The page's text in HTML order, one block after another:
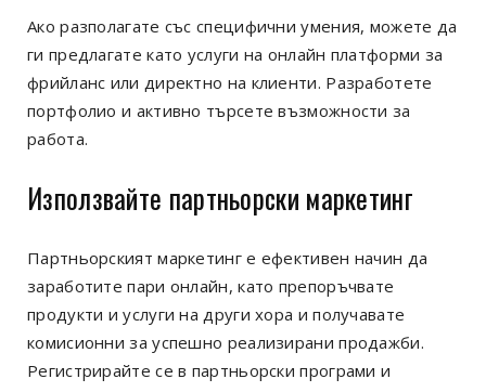
Ако разполагате със специфични умения, можете да
ги предлагате като услуги на онлайн платформи за
фрийланс или директно на клиенти. Разработете
портфолио и активно търсете възможности за
работа.
Използвайте партньорски маркетинг
Партньорският маркетинг е ефективен начин да
заработите пари онлайн, като препоръчвате
продукти и услуги на други хора и получавате
комисионни за успешно реализирани продажби.
Регистрирайте се в партньорски програми и